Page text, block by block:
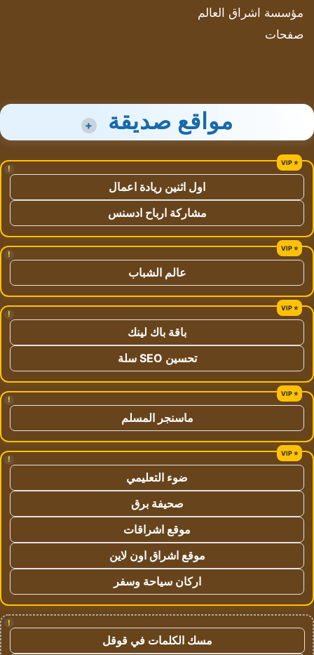
مؤسسة اشراق العالم
صفحات
مواقع صديقة +
!
اول اثنين ريادة اعمال
مشاركة ارباح ادسنس
!
عالم الشباب
!
باقة باك لينك
تحسين SEO سلة
!
ماسنجر المسلم
!
ضوء التعليمي
صحيفة برق
موقع اشراقات
موقع اشراق اون لاين
اركان سياحة وسفر
!
مسك الكلمات في قوقل